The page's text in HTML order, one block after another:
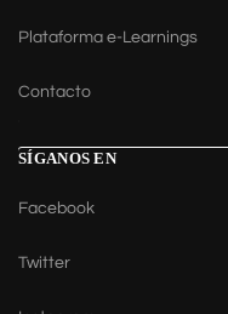
Plataforma e-Learnings
Contacto
SÍGANOS EN
Facebook
Twitter